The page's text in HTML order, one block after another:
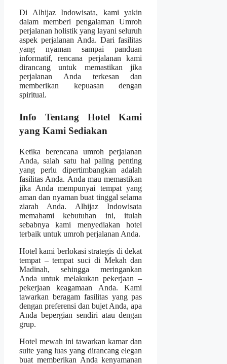
Di Alhijaz Indowisata, kami yakin
dalam memberi pengalaman Umroh
perjalanan holistik yang layani seluruh
aspek perjalanan Anda. Dari fasilitas
yang nyaman sampai panduan
informatif, rencana perjalanan kami
dirancang untuk memastikan jika
perjalanan Anda terkesan dan
memberikan kepuasan dengan
spiritual.
Info Tentang Hotel Kami
yang Kami Sediakan
Ketika berencana umroh perjalanan
Anda, salah satu hal paling penting
yang perlu dipertimbangkan adalah
fasilitas Anda. Anda mau memastikan
jika Anda mempunyai tempat yang
aman dan nyaman buat tinggal selama
ziarah Anda. Alhijaz Indowisata
memahami kebutuhan ini, itulah
sebabnya kami menyediakan hotel
terbaik untuk umroh perjalanan Anda.
Hotel kami berlokasi strategis di dekat
tempat – tempat suci di Mekah dan
Madinah, sehingga meringankan
Anda untuk melakukan pekerjaan –
pekerjaan keagamaan Anda. Kami
tawarkan beragam fasilitas yang pas
dengan preferensi dan bujet Anda, apa
Anda bepergian sendiri atau dengan
grup.
Hotel mewah ini tawarkan kamar dan
suite yang luas yang dirancang elegan
buat memberikan Anda kenyamanan